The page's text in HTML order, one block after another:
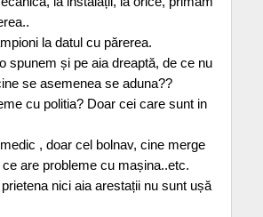
la datul cu părerea.
spunem și pe aia dreaptă, de ce nu
se asemenea se aduna??
cu politia? Doar cei care sunt in
, doar cel bolnav, cine merge
are probleme cu mașina..etc.
nici aia arestații nu sunt ușă